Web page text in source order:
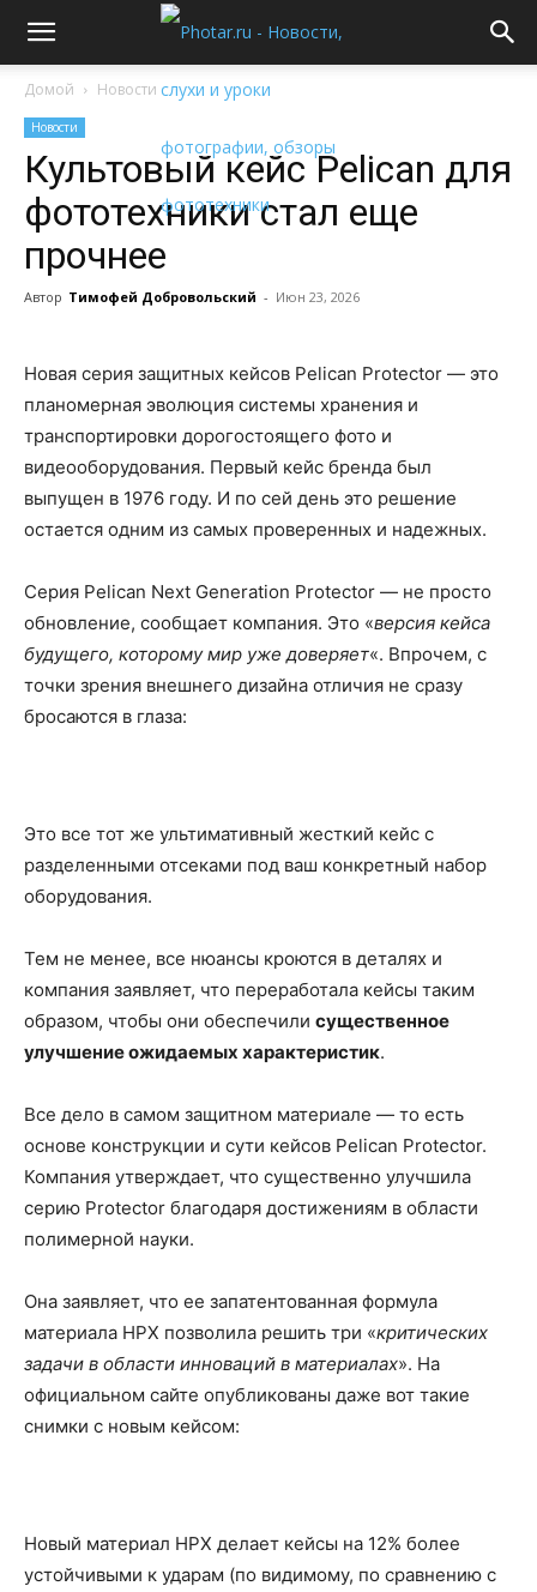
Домой Новости
Новости
Культовый кейс Pelican для
фототехники стал еще
прочнее
Автор Тимофей Добровольский - Июн 23, 2026
Новая серия защитных кейсов Pelican Protector — это
планомерная эволюция системы хранения и
транспортировки дорогостоящего фото и
видеооборудования. Первый кейс бренда был
выпущен в 1976 году. И по сей день это решение
остается одним из самых проверенных и надежных.
Серия Pelican Next Generation Protector — не просто
обновление, сообщает компания. Это «версия кейса
будущего, которому мир уже доверяет«. Впрочем, с
точки зрения внешнего дизайна отличия не сразу
бросаются в глаза:
Это все тот же ультимативный жесткий кейс с
разделенными отсеками под ваш конкретный набор
оборудования.
Тем не менее, все нюансы кроются в деталях и
компания заявляет, что переработала кейсы таким
образом, чтобы они обеспечили существенное
улучшение ожидаемых характеристик.
Все дело в самом защитном материале — то есть
основе конструкции и сути кейсов Pelican Protector.
Компания утверждает, что существенно улучшила
серию Protector благодаря достижениям в области
полимерной науки.
Она заявляет, что ее запатентованная формула
материала HPX позволила решить три «критических
задачи в области инноваций в материалах». На
официальном сайте опубликованы даже вот такие
снимки с новым кейсом:
Новый материал HPX делает кейсы на 12% более
устойчивыми к ударам (по видимому, по сравнению с